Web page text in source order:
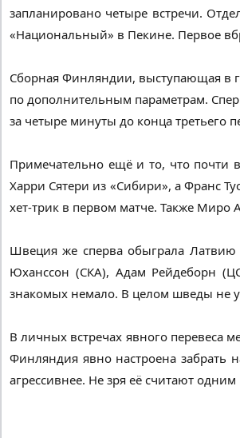
запланировано четыре встречи.
«Национальный» в Пекине. Первое
Сборная Финляндии, выступающая в
по дополнительным параметрам.
за четыре минуты до конца третьего
Примечательно ещё и то, что почти
Харри Сятери из «Сибири», а Франс
хет-трик в первом матче. Также Миро
Швеция же сперва обыграла Латвию
Юханссон (СКА), Адам Рейдеборн
знакомых немало. В целом шведы не
В личных встречах явного перевеса
Финляндия явно настроена забрать
агрессивнее. Не зря её считают